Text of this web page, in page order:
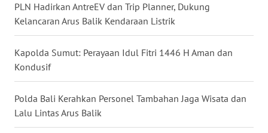
PLN Hadirkan AntreEV dan Trip Planner, Dukung
Kelancaran Arus Balik Kendaraan Listrik
Kapolda Sumut: Perayaan Idul Fitri 1446 H Aman dan
Kondusif
Polda Bali Kerahkan Personel Tambahan Jaga Wisata dan
Lalu Lintas Arus Balik
JABAR
BANTEN
WN
NTT
WN